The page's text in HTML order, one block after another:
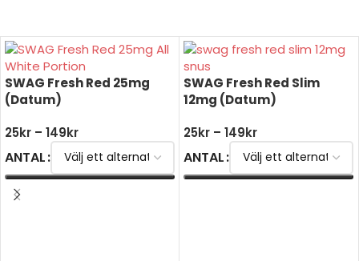
SWAG Fresh Red 25mg
(Datum)
25kr – 149kr
ANTAL
VÄLJ ALTERNATIV
SWAG Fresh Red Slim
12mg (Datum)
25kr – 149kr
ANTAL